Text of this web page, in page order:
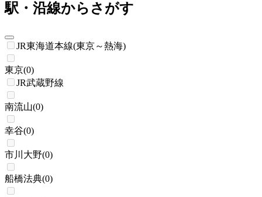
駅・沿線からさがす
JR東海道本線(東京～熱海)
東京(0)
JR武蔵野線
南流山(0)
幸谷(0)
市川大野(0)
船橋法典(0)